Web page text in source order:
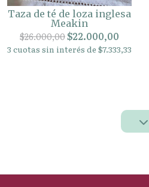
Taza de té de loza inglesa
Meakin
$26.000,00$22.000,00
3 cuotas sin interés de $7.333,33